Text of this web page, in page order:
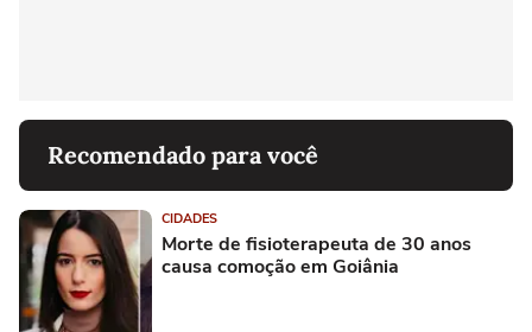
Recomendado para você
CIDADES
Morte de fisioterapeuta de 30 anos
causa comoção em Goiânia